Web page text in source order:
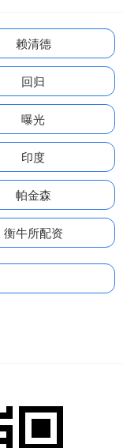
赖清德
回归
曝光
印度
帕金森
衡牛所配资